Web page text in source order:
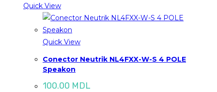
Quick View
Quick View
Conector Neutrik NL4FXX-W-S 4 POLE
Speakon
100.00 MDL